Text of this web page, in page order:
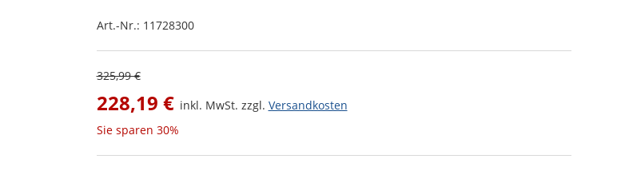
Art.-Nr.: 11728300
325,99 €
228,19 € inkl. MwSt. zzgl. Versandkosten
Sie sparen 30%